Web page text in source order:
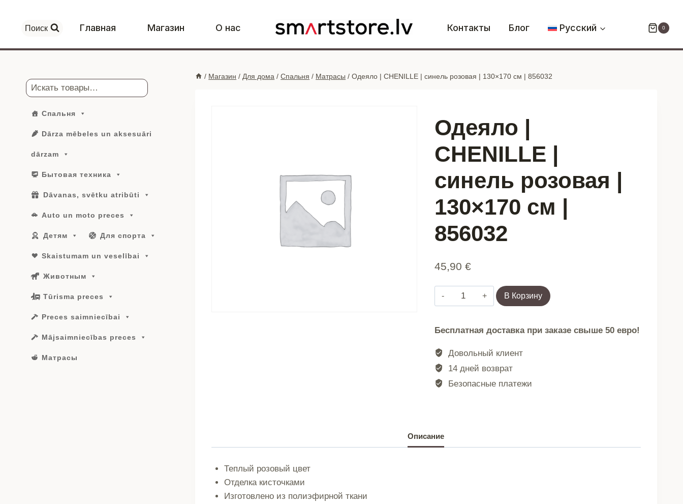
контенту
Поиск Главная Магазин О нас Контакты Блог Русский 0
/ Магазин / Для дома / Спальня / Матрасы / Одеяло | CHENILLE | синель розовая | 130×170 см | 856032
Одеяло |
CHENILLE |
синель розовая |
130×170 см |
856032
45,90€
Количество
товара
|
CHENILLE
синель
розовая
В Корзину
Бесплатная доставка при заказе свыше 50 евро!
Довольный клиент
14 дней возврат
Безопасные платежи
Описание
Теплый розовый цвет
Отделка кисточками
Изготовлено из полиэфирной ткани
Поиск
Спальня
Dārza mēbeles un aksesuāri
dārzam
Бытовая техника
Dāvanas, svētku atribūti
Auto un moto preces
Детям Для спорта
Skaistumam un veselībai
Животным
Tūrisma preces
Preces saimniecībai
Mājsaimniecības preces
Матрасы
|
|
розовая
|
856032